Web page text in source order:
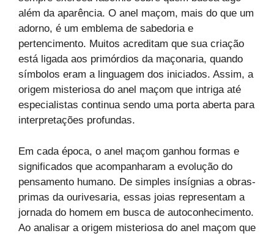
além da aparência. O anel maçom, mais do que um
adorno, é um emblema de sabedoria e
pertencimento. Muitos acreditam que sua criação
está ligada aos primórdios da maçonaria, quando
símbolos eram a linguagem dos iniciados. Assim, a
origem misteriosa do anel maçom que intriga até
especialistas continua sendo uma porta aberta para
interpretações profundas.
Em cada época, o anel maçom ganhou formas e
significados que acompanharam a evolução do
pensamento humano. De simples insígnias a obras-
primas da ourivesaria, essas joias representam a
jornada do homem em busca de autoconhecimento.
Ao analisar a origem misteriosa do anel maçom que